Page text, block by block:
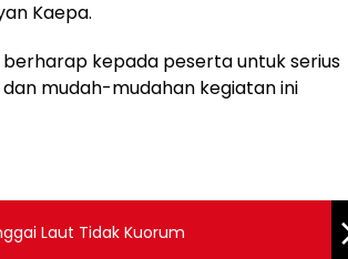
Kaepa.
kepada peserta untuk serius
mudah-mudahan kegiatan ini
Laut Tidak Kuorum